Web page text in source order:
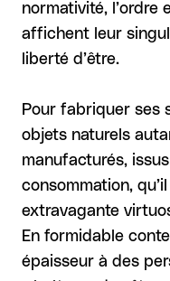
normativité, l’ordre
affichent leur
liberté d’être.
Pour fabriquer ses
objets naturels
manufacturés,
consommation,
extravagante
En formidable
épaisseur à des